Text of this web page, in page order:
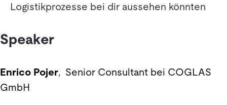
Logistikprozesse bei dir aussehen könnten
Speaker
Enrico Pojer, Senior Consultant bei COGLAS
GmbH